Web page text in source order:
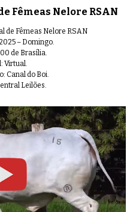
Fêmeas Nelore RSAN
de Fêmeas Nelore RSAN
– Domingo.
de Brasília.
Virtual.
Canal do Boi.
Leilões.